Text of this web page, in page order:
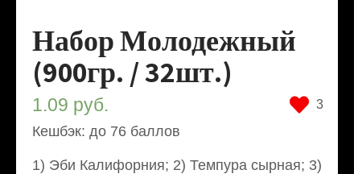
Набор Молодежный
(900гр. / 32шт.)
3
1.09 руб.
Кешбэк: до 76 баллов
1) Эби Калифорния; 2) Темпура сырная; 3)